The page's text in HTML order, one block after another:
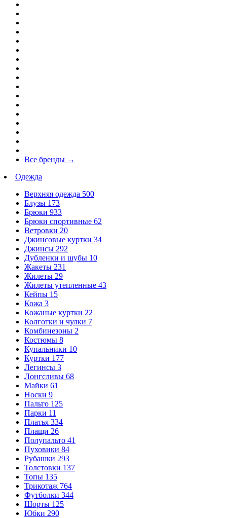
Все бренды →
Одежда
Верхняя одежда 500
Блузы 173
Брюки 933
Брюки спортивные 62
Ветровки 20
Джинсовые куртки 34
Джинсы 292
Дубленки и шубы 10
Жакеты 231
Жилеты 29
Жилеты утепленные 43
Кейпы 15
Кожа 3
Кожаные куртки 22
Колготки и чулки 7
Комбинезоны 2
Костюмы 8
Купальники 10
Куртки 177
Легинсы 3
Лонгсливы 68
Майки 61
Носки 9
Пальто 125
Парки 11
Платья 334
Плащи 26
Полупальто 41
Пуховики 84
Рубашки 293
Толстовки 137
Топы 135
Трикотаж 764
Футболки 344
Шорты 125
Юбки 290